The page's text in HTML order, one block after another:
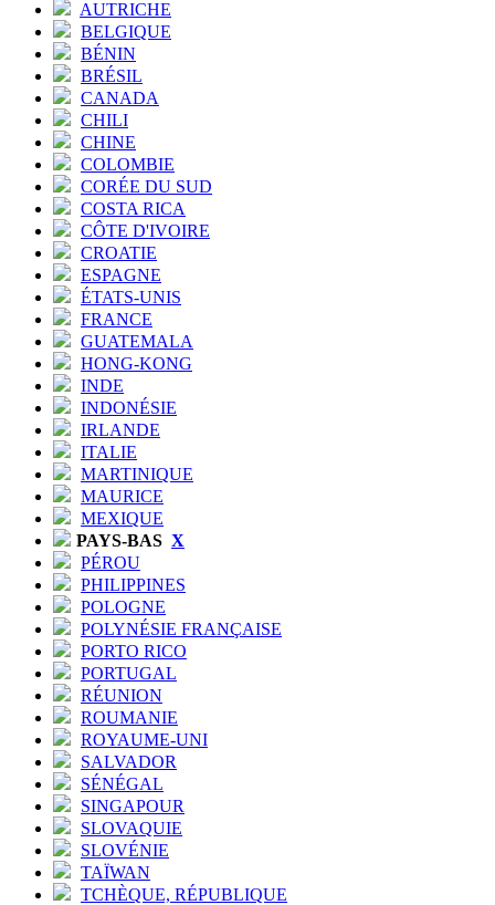
AUTRICHE
BELGIQUE
BÉNIN
BRÉSIL
CANADA
CHILI
CHINE
COLOMBIE
CORÉE DU SUD
COSTA RICA
CÔTE D'IVOIRE
CROATIE
ESPAGNE
ÉTATS-UNIS
FRANCE
GUATEMALA
HONG-KONG
INDE
INDONÉSIE
IRLANDE
ITALIE
MARTINIQUE
MAURICE
MEXIQUE
PAYS-BAS X
PÉROU
PHILIPPINES
POLOGNE
POLYNÉSIE FRANÇAISE
PORTO RICO
PORTUGAL
RÉUNION
ROUMANIE
ROYAUME-UNI
SALVADOR
SÉNÉGAL
SINGAPOUR
SLOVAQUIE
SLOVÉNIE
TAÏWAN
TCHÈQUE, RÉPUBLIQUE